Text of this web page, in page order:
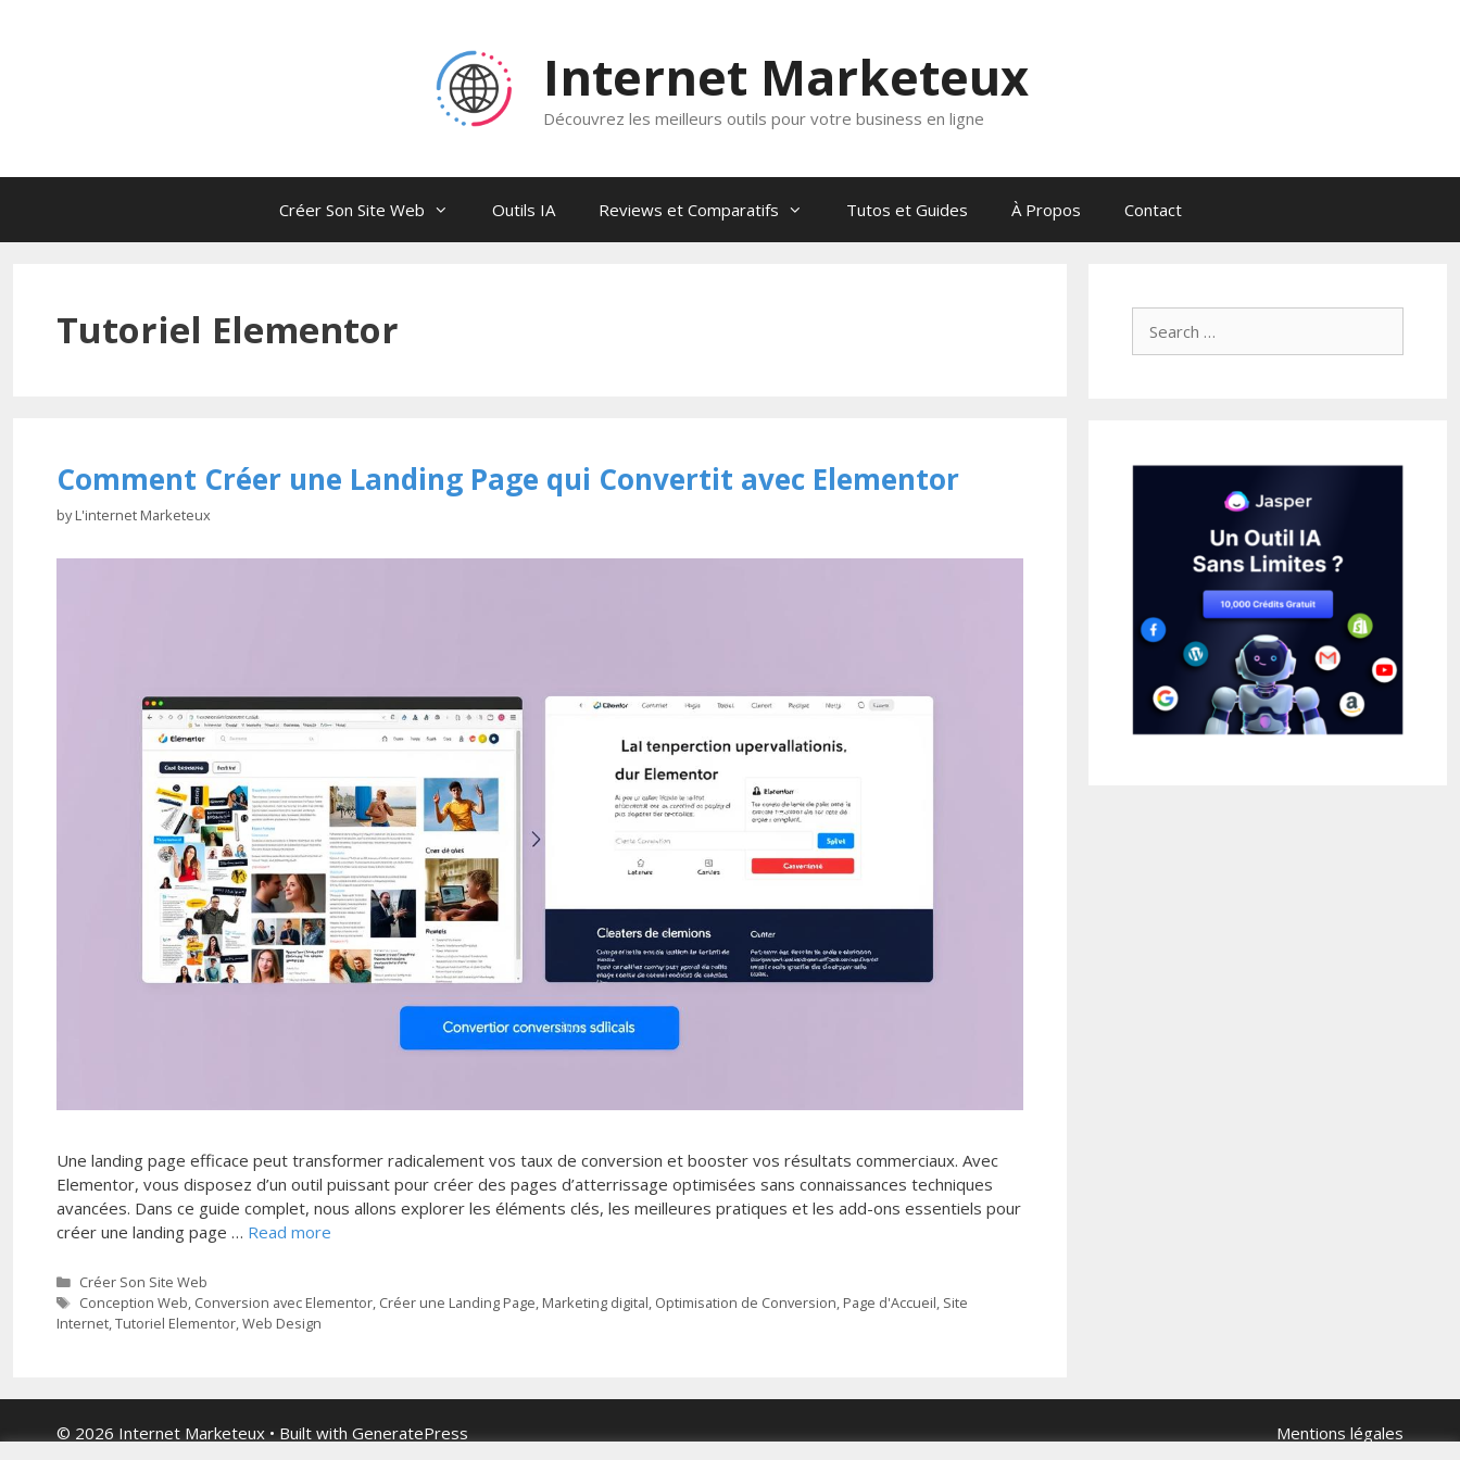
Internet Marketeux
Découvrez les meilleurs outils pour votre business en ligne
Créer Son Site Web Outils IA Reviews et Comparatifs Tutos et Guides À Propos Contact
Tutoriel Elementor
Comment Créer une Landing Page qui Convertit avec Elementor
byL'internet Marketeux
Une landing page efficace peut transformer radicalement vos taux de conversion et booster vos résultats commerciaux. Avec
Elementor, vous disposez d’un outil puissant pour créer des pages d’atterrissage optimisées sans connaissances techniques
avancées. Dans ce guide complet, nous allons explorer les éléments clés, les meilleures pratiques et les add-ons essentiels pour
créer une landing page … Read more
Categories
Créer Son Site Web
Tags
Conception Web, Conversion avec Elementor, Créer une Landing Page, Marketing digital, Optimisation de Conversion, Page d'Accueil, Site
Internet,Tutoriel Elementor,Web Design
Mentions légales
© 2026 Internet Marketeux • Built with GeneratePress